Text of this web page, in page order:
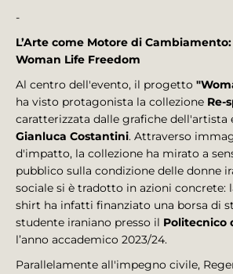
-
L’Arte come Motore di
Woman Life Freedom
Al centro dell'evento, il progetto
ha visto protagonista la collezione Re-
caratterizzata dalle grafiche dell'artista
Gianluca Costantini. Attraverso
d'impatto, la collezione ha mirato a
pubblico sulla condizione delle donne
sociale si è tradotto in azioni concrete:
shirt ha infatti finanziato una borsa di
studente iraniano presso il Politecnico
l’anno accademico 2023/24.
Parallelamente all'impegno civile,